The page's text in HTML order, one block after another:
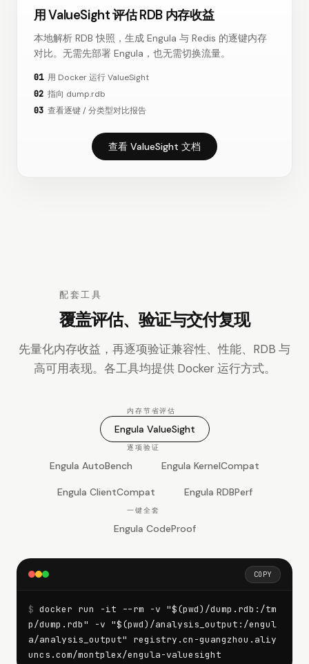
用 ValueSight 评估 RDB 内存收益
本地解析 RDB 快照，生成 Engula 与 Redis 的逐键内存
对比。无需先部署 Engula，也无需切换流量。
01 用 Docker 运行 ValueSight
02 指向 dump.rdb
03 查看逐键 / 分类型对比报告
查看 ValueSight 文档
配套工具
覆盖评估、验证与交付复现
先量化内存收益，再逐项验证兼容性、性能、RDB 与
高可用表现。各工具均提供 Docker 运行方式。
内存节省评估
Engula ValueSight
逐项验证
Engula AutoBench Engula KernelCompat
Engula ClientCompat Engula RDBPerf
一键全套
Engula CodeProof
COPY
$ docker run -it --rm -v "$(pwd)/dump.rdb:/tm
p/dump.rdb" -v "$(pwd)/analysis_output:/engul
a/analysis_output" registry.cn-guangzhou.aliy
uncs.com/montplex/engula-valuesight